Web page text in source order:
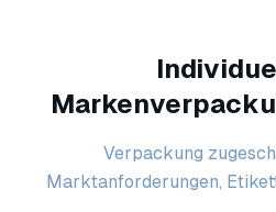
Verpackung
Marktanforderungen,